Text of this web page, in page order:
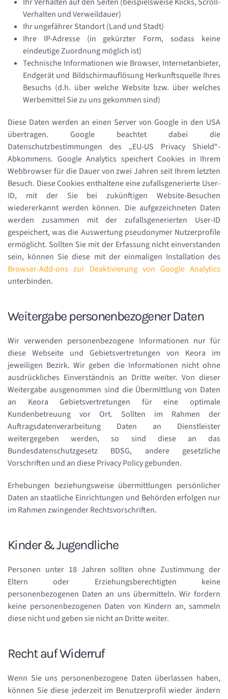
Verhalten und Verweildauer)
Ihr ungefährer Standort (Land und Stadt)
Ihre IP-Adresse (in gekürzter Form, sodass keine
eindeutige Zuordnung möglich ist)
Technische Informationen wie Browser, Internetanbieter,
Endgerät und Bildschirmauflösung Herkunftsquelle Ihres
Besuchs (d.h. über welche Website bzw. über welches
Werbemittel Sie zu uns gekommen sind)
Diese Daten werden an einen Server von Google in den USA
übertragen. Google beachtet dabei die
Datenschutzbestimmungen des „EU-US Privacy Shield“-
Abkommens. Google Analytics speichert Cookies in Ihrem
Webbrowser für die Dauer von zwei Jahren seit Ihrem letzten
Besuch. Diese Cookies enthaltene eine zufallsgenerierte User-
ID, mit der Sie bei zukünftigen Website-Besuchen
wiedererkannt werden können. Die aufgezeichneten Daten
werden zusammen mit der zufallsgenerierten User-ID
gespeichert, was die Auswertung pseudonymer Nutzerprofile
ermöglicht. Sollten Sie mit der Erfassung nicht einverstanden
sein, können Sie diese mit der einmaligen Installation des
Browser-Add-ons zur Deaktivierung von Google Analytics
unterbinden.
Weitergabe personenbezogener Daten
Wir verwenden personenbezogene Informationen nur für
diese Webseite und Gebietsvertretungen von Keora im
jeweiligen Bezirk. Wir geben die Informationen nicht ohne
ausdrückliches Einverständnis an Dritte weiter. Von dieser
Weitergabe ausgenommen sind die Übermittlung von Daten
an Keora Gebietsvertretungen für eine optimale
Kundenbetreuung vor Ort. Sollten im Rahmen der
Auftragsdatenverarbeitung Daten an Dienstleister
weitergegeben werden, so sind diese an das
Bundesdatenschutzgesetz BDSG, andere gesetzliche
Vorschriften und an diese Privacy Policy gebunden.
Erhebungen beziehungsweise übermittlungen persönlicher
Daten an staatliche Einrichtungen und Behörden erfolgen nur
im Rahmen zwingender Rechtsvorschriften.
Kinder & Jugendliche
Personen unter 18 Jahren sollten ohne Zustimmung der
Eltern oder Erziehungsberechtigten keine
personenbezogenen Daten an uns übermitteln. Wir fordern
keine personenbezogenen Daten von Kindern an, sammeln
diese nicht und geben sie nicht an Dritte weiter.
Recht auf Widerruf
Wenn Sie uns personenbezogene Daten überlassen haben,
können Sie diese jederzeit im Benutzerprofil wieder ändern